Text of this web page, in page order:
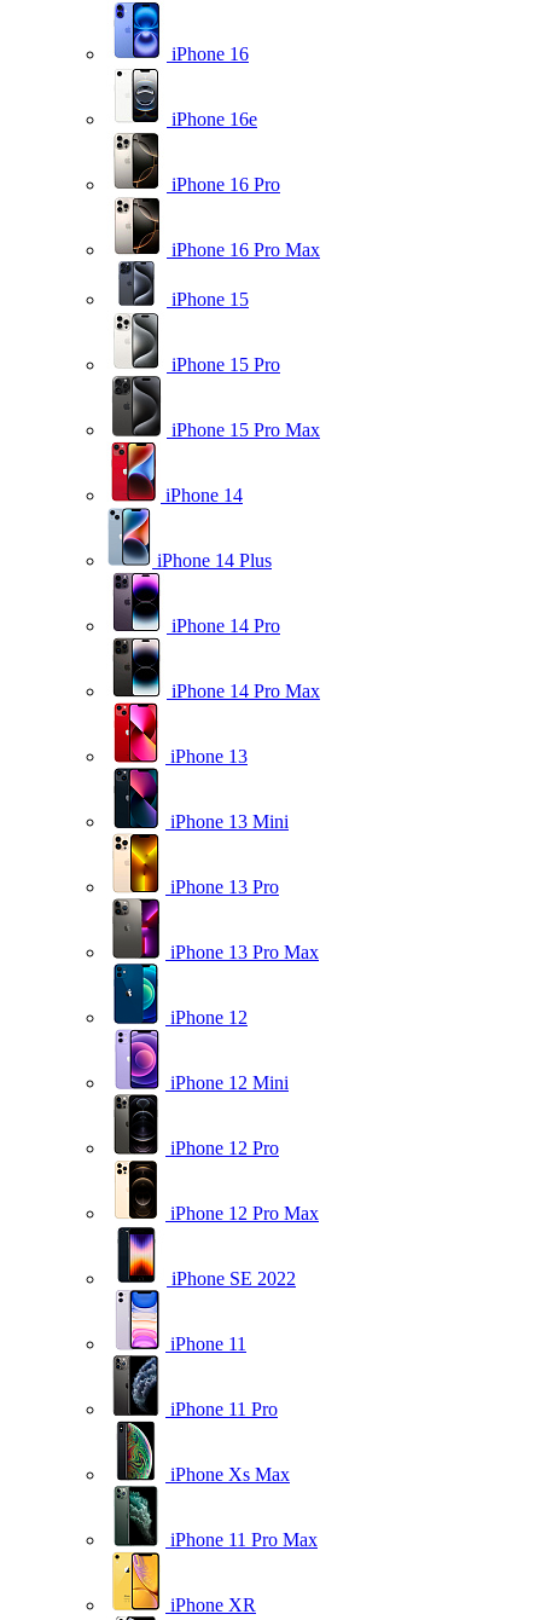
iPhone 16
iPhone 16e
iPhone 16 Pro
iPhone 16 Pro Max
iPhone 15
iPhone 15 Pro
iPhone 15 Pro Max
iPhone 14
iPhone 14 Plus
iPhone 14 Pro
iPhone 14 Pro Max
iPhone 13
iPhone 13 Mini
iPhone 13 Pro
iPhone 13 Pro Max
iPhone 12
iPhone 12 Mini
iPhone 12 Pro
iPhone 12 Pro Max
iPhone SE 2022
iPhone 11
iPhone 11 Pro
iPhone Xs Max
iPhone 11 Pro Max
iPhone XR